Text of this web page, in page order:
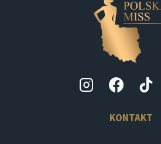
KONTAKT